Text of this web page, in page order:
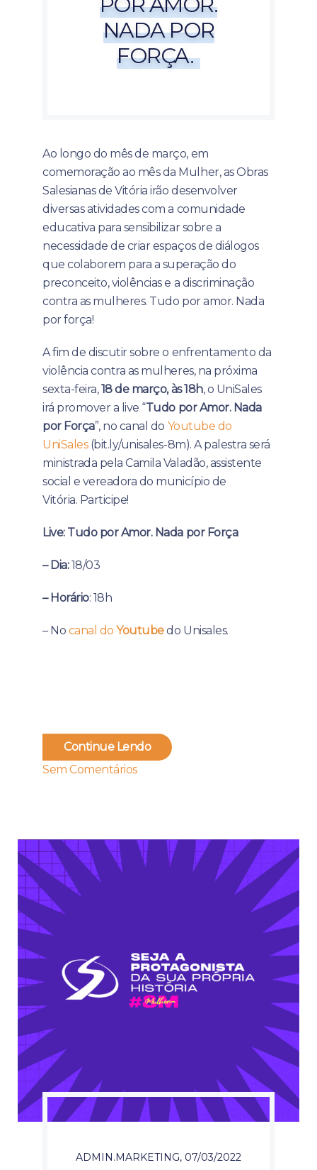
NADA POR
FORÇA.
Ao longo do mês de março, em
comemoração ao mês da Mulher, as Obras
Salesianas de Vitória irão desenvolver
diversas atividades com a comunidade
educativa para sensibilizar sobre a
necessidade de criar espaços de diálogos
que colaborem para a superação do
preconceito, violências e a discriminação
contra as mulheres. Tudo por amor. Nada
por força!
A fim de discutir sobre o enfrentamento da
violência contra as mulheres, na próxima
sexta-feira,18 de março, às 18h, o UniSales
irá promover a live “Tudo por Amor. Nada
por Força”, no canal do Youtube do
UniSales(bit.ly/unisales-8m). A palestra será
ministrada pela Camila Valadão, assistente
social e vereadora do município de
Vitória. Participe!
Live: Tudo por Amor. Nada por Força
– Dia:18/03
– Horário: 18h
– No canal doYoutubedo Unisales.
Continue Lendo
Sem Comentários
ADMIN.MARKETING, 07/03/2022